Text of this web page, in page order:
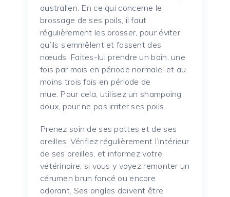
australien. En ce qui concerne le
brossage de ses poils, il faut
régulièrement les brosser, pour éviter
qu’ils s’emmêlent et fassent des
nœuds. Faites-lui prendre un bain, une
fois par mois en période normale, et au
moins trois fois en période de
mue. Pour cela, utilisez un shampoing
doux, pour ne pas irriter ses poils.
Prenez soin de ses pattes et de ses
oreilles. Vérifiez régulièrement l’intérieur
de ses oreilles, et informez votre
vétérinaire, si vous y voyez remonter un
cérumen brun foncé ou encore
odorant. Ses ongles doivent être